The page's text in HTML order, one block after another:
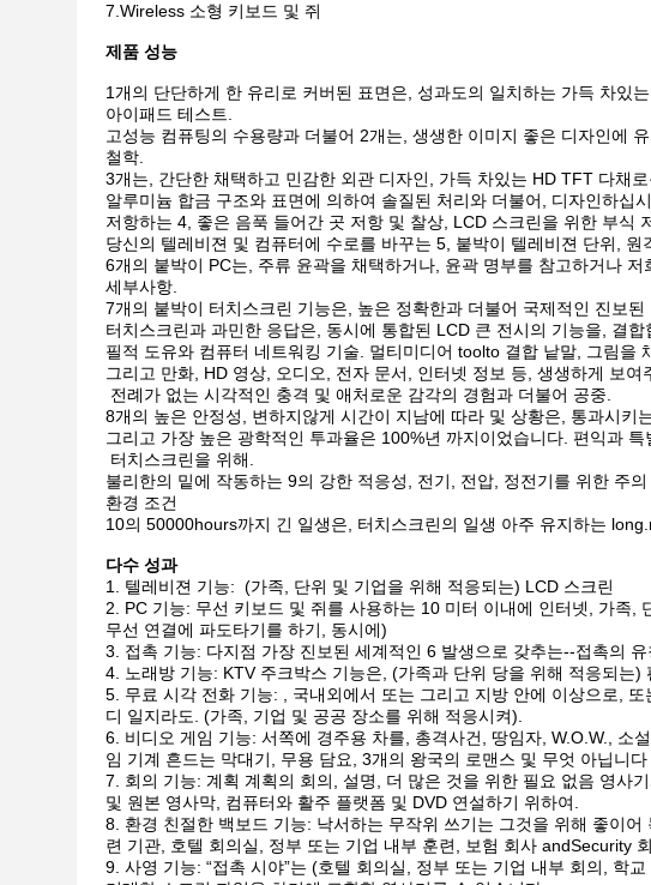
7.Wireless 소형 키보드 및 쥐
제품 성능
1개의 단단하게 한 유리로 커버된 표면은, 성과도의 일치하는 가득 차있
아이패드 테스트.
고성능 컴퓨팅의 수용량과 더불어 2개는, 생생한 이미지 좋은 디자인에
철학.
3개는, 간단한 채택하고 민감한 외관 디자인, 가득 차있는 HD TFT 다채
알루미늄 합금 구조와 표면에 의하여 솔질된 처리와 더불어, 디자인하십시
저항하는 4, 좋은 음푹 들어간 곳 저항 및 찰상, LCD 스크린을 위한 부식
당신의 텔레비젼 및 컴퓨터에 수로를 바꾸는 5, 붙박이 텔레비젼 단위, 원
6개의 붙박이 PC는, 주류 윤곽을 채택하거나, 윤곽 명부를 참고하거나
세부사항.
7개의 붙박이 터치스크린 기능은, 높은 정확한과 더불어 국제적인 진보
터치스크린과 과민한 응답은, 동시에 통합된 LCD 큰 전시의 기능을, 결합
필적 도유와 컴퓨터 네트워킹 기술. 멀티미디어 toolto 결합 낱말, 그림을
그리고 만화, HD 영상, 오디오,
전자 문서, 인터넷 정보 등, 생생하게 보여
전례가 없는 시각적인 충격 및 애처로운 감각의 경험과 더불어 공중.
8개의 높은 안정성, 변하지않게 시간이 지남에 따라 및 상황은, 통과시키
그리고 가장 높은 광학적인 투과율은 100%년 까지이었습니다. 편익과 특
터치스크린을 위해.
불리한의 밑에 작동하는 9의 강한 적응성, 전기, 전압, 정전기를 위한 주의
환경 조건
10의 50000hours까지 긴 일생은, 터치스크린의 일생 아주 유지하는
다수 성과
텔레비젼 기능: (가족, 단위 및 기업을 위해 적응되는) LCD 스크린
PC 기능: 무선 키보드 및 쥐를 사용하는 10 미터 이내에 인터넷, 가족
무선 연결에 파도타기를 하기, 동시에)
접촉 기능: 다지점 가장 진보된 세계적인 6 발생으로 갖추는--접촉의 유
노래방 기능: KTV 주크박스 기능은, (가족과 단위 당을 위해 적응되는)
무료 시각 전화 기능: , 국내외에서 또는 그리고 지방 안에 이상으로,
디 일지라도. (가족, 기업 및 공공 장소를 위해 적응시켜).
비디오 게임 기능: 서쪽에 경주용 차를, 총격사건, 땅임자, W.O.W., 소
임 기계 흔드는 막대기, 무용 담요, 3개의 왕국의 로맨스 및 무엇 아닙니
회의 기능: 계획 계획의 회의, 설명, 더 많은 것을 위한 필요 없음 영사
및 원본 영사막, 컴퓨터와 활주 플랫폼 및 DVD 연설하기 위하여.
환경 친절한 백보드 기능: 낙서하는 무작위 쓰기는 그것을 위해 좋이
련 기관, 호텔 회의실, 정부 또는 기업 내부 훈련, 보험 회사 andSecurity
사영 기능: “접촉 시야”는 (호텔 회의실, 정부 또는 기업 내부 회의, 학